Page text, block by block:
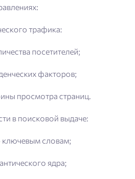
трафика:
посетителей;
факторов;
просмотра страниц.
в поисковой выдаче:
словам;
ядра;